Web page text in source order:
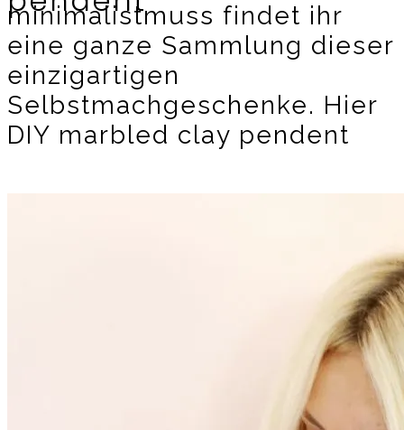
minimalistmuss findet ihr
eine ganze Sammlung dieser
einzigartigen
Selbstmachgeschenke. Hier
DIY marbled clay pendent